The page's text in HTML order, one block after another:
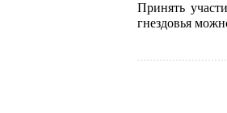
Принять
гнездовья